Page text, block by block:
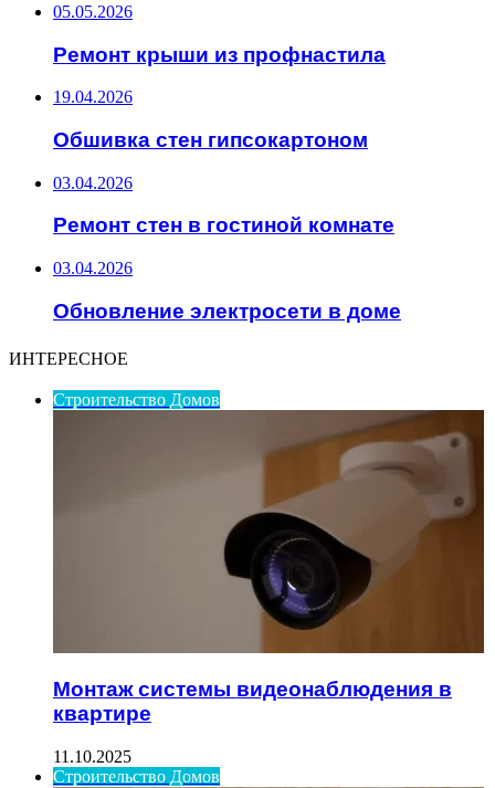
05.05.2026
Ремонт крыши из профнастила
19.04.2026
Обшивка стен гипсокартоном
03.04.2026
Ремонт стен в гостиной комнате
03.04.2026
Обновление электросети в доме
ИНТЕРЕСНОЕ
Строительство Домов
Монтаж системы видеонаблюдения в
квартире
11.10.2025
Строительство Домов